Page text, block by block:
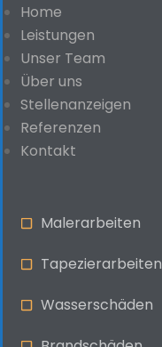
Home
Leistungen
Unser Team
Über uns
Stellenanzeigen
Referenzen
Kontakt
Malerarbeiten
Tapezierarbeiten
Wasserschäden